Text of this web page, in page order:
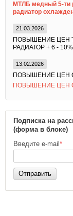
МТЛБ медный 5-ти
радиатор
21.03.2026
ПОВЫШЕНИЕ ЦЕН
РАДИАТОР + 6 - 10%
13.02.2026
ПОВЫШЕНИЕ ЦЕН С
ПОВЫШЕНИЕ ЦЕН С
Подписка на
(форма в блоке)
Введите e-mail *
Отправить
радиатор